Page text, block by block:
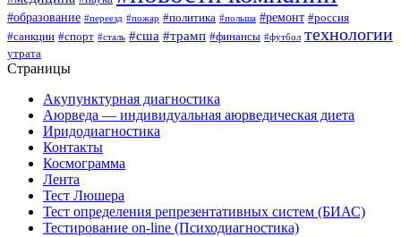
#образование #переезд #пожар #политика #польша #ремонт #россия
#санкции #спорт #сталь #сша #трамп #финансы #футбол технологии
утрата
Страницы
Акупунктурная диагностика
Аюрведа — индивидуальная аюрведическая диета
Иридодиагностика
Контакты
Космограмма
Лента
Тест Люшера
Тест определения репрезентативных систем (БИАС)
Тестирование on-line (Психодиагностика)